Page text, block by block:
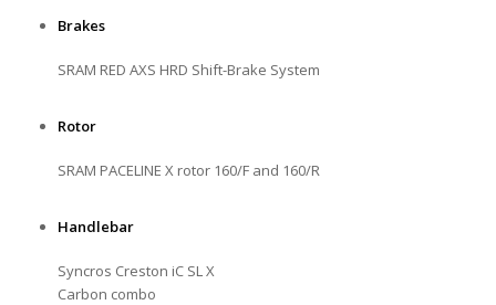
Brakes
SRAM RED AXS HRD Shift-Brake System
Rotor
SRAM PACELINE X rotor 160/F and 160/R
Handlebar
Syncros Creston iC SL X
Carbon combo